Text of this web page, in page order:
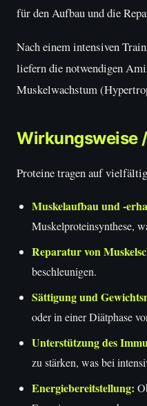
für den Aufbau und die
Nach einem intensiven
liefern die notwendigen
Muskelwachstum
Wirkungsweise
Proteine tragen auf
Muskelaufbau und -
Muskelproteinsynthese,
Reparatur von
beschleunigen.
Sättigung und
oder in einer Diätphase
Unterstützung des
zu stärken, was bei
Energiebereitstellung: